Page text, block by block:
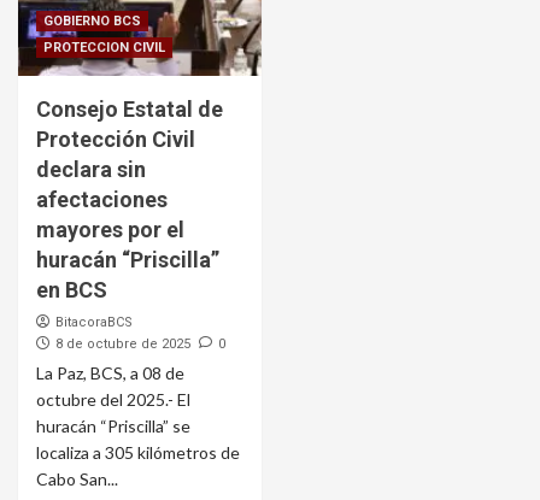
GOBIERNO BCS
PROTECCION CIVIL
Consejo Estatal de
Protección Civil
declara sin
afectaciones
mayores por el
huracán “Priscilla”
en BCS
BitacoraBCS
8 de octubre de 2025
0
La Paz, BCS, a 08 de
octubre del 2025.- El
huracán “Priscilla” se
localiza a 305 kilómetros de
Cabo San...